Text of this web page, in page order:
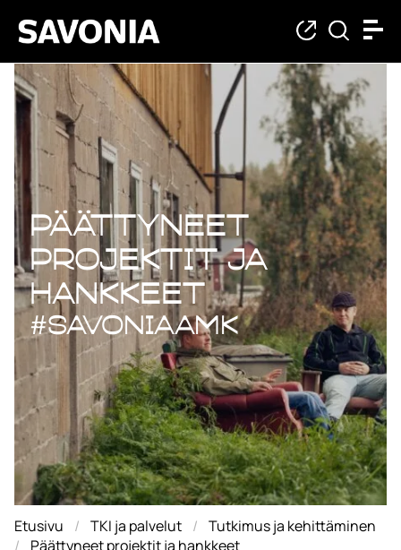
Päättyneet
Päättyneet
projektit ja
hankkeet
#savoniaAMK
Etusivu TKI ja palvelut
Tutkimus ja kehittäminen
Päättyneet projektit ja hankkeet